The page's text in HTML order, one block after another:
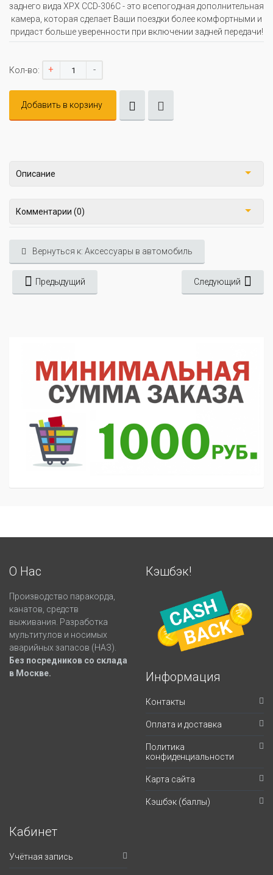
заднего вида XPX CCD-306C - это всепогодная дополнительная
камера, которая сделает Ваши поездки более комфортными и
придаст больше уверенности при включении задней передачи!
Кол-во: + -
Добавить в корзину
Описание
Комментарии (0)
Вернуться к: Аксессуары в автомобиль
Предыдущий Следующий
О Нас
Производство паракорда,
канатов, средств
выживания. Разработка
мультитулов и носимых
аварийных запасов (НАЗ).
Без посредников со склада
в Москве.
Кэшбэк!
Информация
Контакты
Оплата и доставка
Политика
конфиденциальности
Карта сайта
Кэшбэк (баллы)
Кабинет
Учётная запись